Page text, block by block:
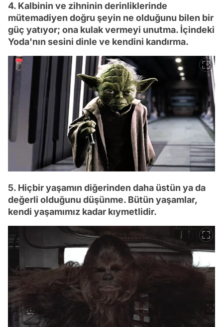
4. Kalbinin ve zihninin derinliklerinde
mütemadiyen doğru şeyin ne olduğunu bilen bir
güç yatıyor; ona kulak vermeyi unutma. İçindeki
Yoda'nın sesini dinle ve kendini kandırma.
5. Hiçbir yaşamın diğerinden daha üstün ya da
değerli olduğunu düşünme. Bütün yaşamlar,
kendi yaşamımız kadar kıymetlidir.